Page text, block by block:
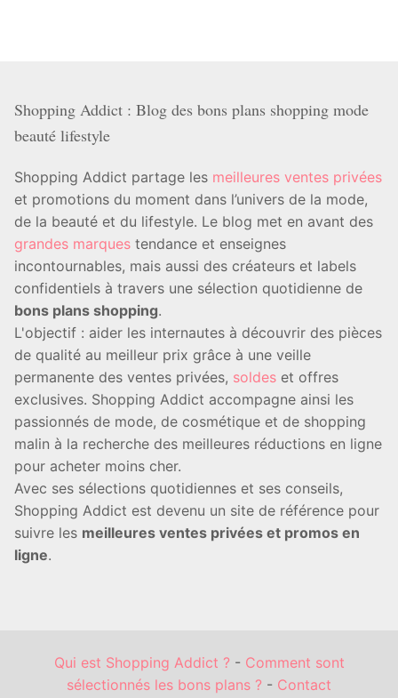
Shopping Addict : Blog des bons plans shopping mode
beauté lifestyle
Shopping Addict partage les meilleures ventes privées
et promotions du moment dans l’univers de la mode,
de la beauté et du lifestyle. Le blog met en avant des
grandes marques tendance et enseignes
incontournables, mais aussi des créateurs et labels
confidentiels à travers une sélection quotidienne de
bons plans shopping.
L'objectif : aider les internautes à découvrir des pièces
de qualité au meilleur prix grâce à une veille
permanente des ventes privées, soldes et offres
exclusives. Shopping Addict accompagne ainsi les
passionnés de mode, de cosmétique et de shopping
malin à la recherche des meilleures réductions en ligne
pour acheter moins cher.
Avec ses sélections quotidiennes et ses conseils,
Shopping Addict est devenu un site de référence pour
suivre les meilleures ventes privées et promos en
ligne.
Qui est Shopping Addict ?- Comment sont
sélectionnés les bons plans ? - Contact